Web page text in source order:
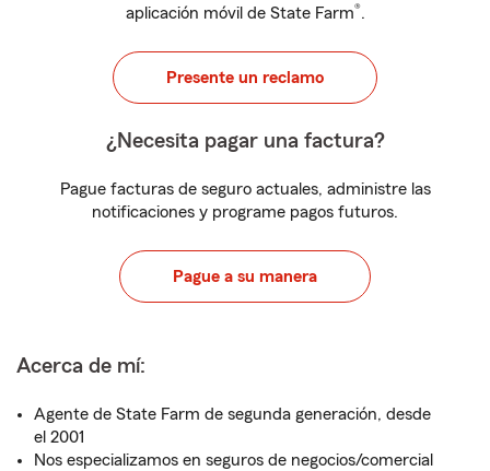
aplicación móvil de State Farm®.
Presente un reclamo
¿Necesita pagar una factura?
Pague facturas de seguro actuales, administre las
notificaciones y programe pagos futuros.
Pague a su manera
Acerca de mí:
Agente de State Farm de segunda generación, desde
el 2001
Nos especializamos en seguros de negocios/comercial